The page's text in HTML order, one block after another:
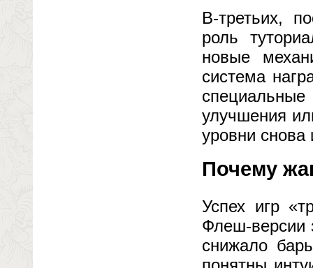
В-третьих,
роль
новые
система
улучшения
уровни снова
Почему
Успех игр
Флеш-версии
снижало